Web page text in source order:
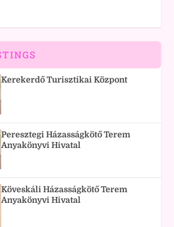
Kerekerdő Turisztikai Központ
Peresztegi Házasságkötő Terem
Anyakönyvi Hivatal
Köveskáli Házasságkötő Terem
Anyakönyvi Hivatal